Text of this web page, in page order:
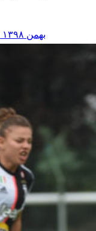
۲۱ بهمن ۱۳۹۸